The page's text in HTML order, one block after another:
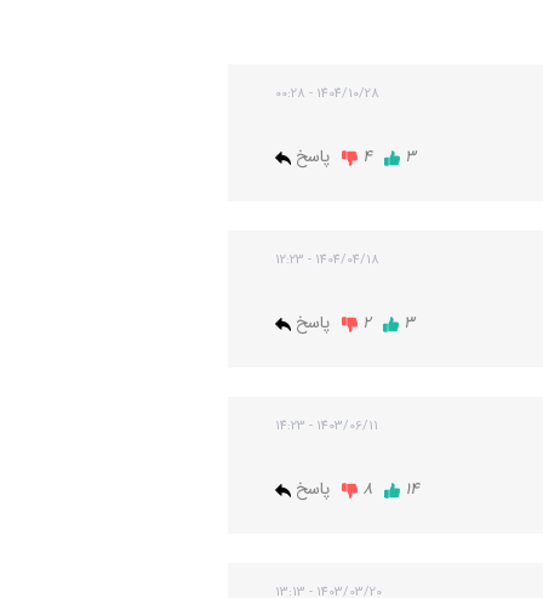
پاسخ 4 3
پاسخ 2 3
پاسخ 8 14
1403/03/20 - 13:13